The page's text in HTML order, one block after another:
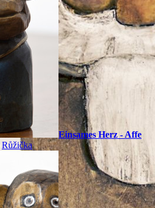
Einsames Herz - Affe
Růžička